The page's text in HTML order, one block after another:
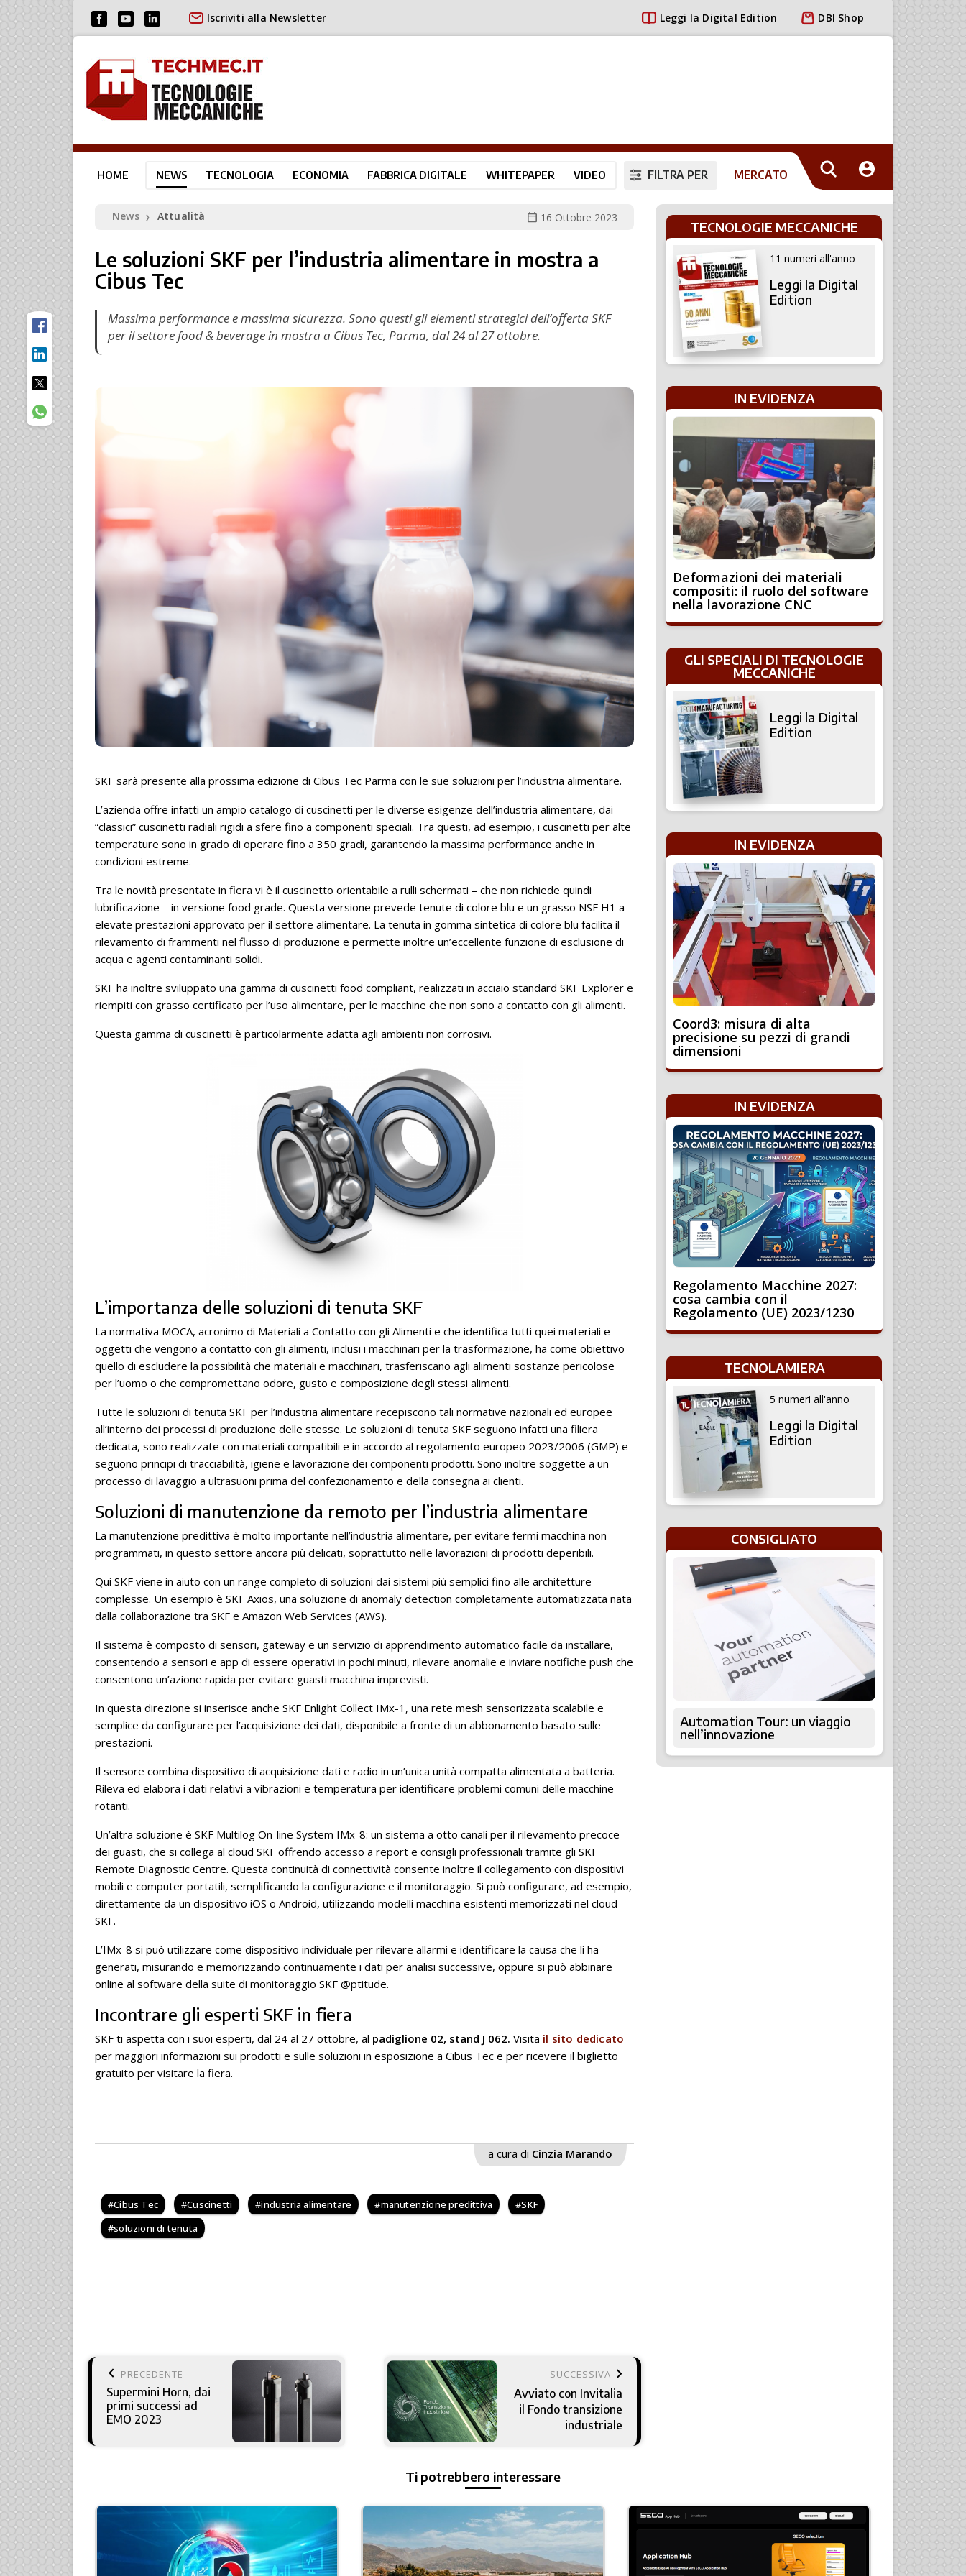
Iscriviti alla Newsletter Leggi la Digital Edition DBI Shop
HOME NEWS TECNOLOGIA ECONOMIA FABBRICA DIGITALE WHITEPAPER VIDEO FILTRA PER MERCATO
News ❯ Attualità calendar_today 16 Ottobre 2023
Le soluzioni SKF per l’industria alimentare in mostra a
Cibus Tec
Massima performance e massima sicurezza. Sono questi gli elementi strategici dell’offerta SKF
per il settore food & beverage in mostra a Cibus Tec, Parma, dal 24 al 27 ottobre.
SKF sarà presente alla prossima edizione di Cibus Tec Parma con le sue soluzioni per l’industria alimentare.
L’azienda offre infatti un ampio catalogo di cuscinetti per le diverse esigenze dell’industria alimentare, dai
“classici” cuscinetti radiali rigidi a sfere fino a componenti speciali. Tra questi, ad esempio, i cuscinetti per alte
temperature sono in grado di operare fino a 350 gradi, garantendo la massima performance anche in
condizioni estreme.
Tra le novità presentate in fiera vi è il cuscinetto orientabile a rulli schermati – che non richiede quindi
lubrificazione – in versione food grade. Questa versione prevede tenute di colore blu e un grasso NSF H1 a
elevate prestazioni approvato per il settore alimentare. La tenuta in gomma sintetica di colore blu facilita il
rilevamento di frammenti nel flusso di produzione e permette inoltre un’eccellente funzione di esclusione di
acqua e agenti contaminanti solidi.
SKF ha inoltre sviluppato una gamma di cuscinetti food compliant, realizzati in acciaio standard SKF Explorer e
riempiti con grasso certificato per l’uso alimentare, per le macchine che non sono a contatto con gli alimenti.
Questa gamma di cuscinetti è particolarmente adatta agli ambienti non corrosivi.
L’importanza delle soluzioni di tenuta SKF
La normativa MOCA, acronimo di Materiali a Contatto con gli Alimenti e che identifica tutti quei materiali e
oggetti che vengono a contatto con gli alimenti, inclusi i macchinari per la trasformazione, ha come obiettivo
quello di escludere la possibilità che materiali e macchinari, trasferiscano agli alimenti sostanze pericolose
per l’uomo o che compromettano odore, gusto e composizione degli stessi alimenti.
Tutte le soluzioni di tenuta SKF per l’industria alimentare recepiscono tali normative nazionali ed europee
all’interno dei processi di produzione delle stesse. Le soluzioni di tenuta SKF seguono infatti una filiera
dedicata, sono realizzate con materiali compatibili e in accordo al regolamento europeo 2023/2006 (GMP) e
seguono principi di tracciabilità, igiene e lavorazione dei componenti prodotti. Sono inoltre soggette a un
processo di lavaggio a ultrasuoni prima del confezionamento e della consegna ai clienti.
Soluzioni di manutenzione da remoto per l’industria alimentare
La manutenzione predittiva è molto importante nell’industria alimentare, per evitare fermi macchina non
programmati, in questo settore ancora più delicati, soprattutto nelle lavorazioni di prodotti deperibili.
Qui SKF viene in aiuto con un range completo di soluzioni dai sistemi più semplici fino alle architetture
complesse. Un esempio è SKF Axios, una soluzione di anomaly detection completamente automatizzata nata
dalla collaborazione tra SKF e Amazon Web Services (AWS).
Il sistema è composto di sensori, gateway e un servizio di apprendimento automatico facile da installare,
consentendo a sensori e app di essere operativi in pochi minuti, rilevare anomalie e inviare notifiche push che
consentono un’azione rapida per evitare guasti macchina imprevisti.
In questa direzione si inserisce anche SKF Enlight Collect IMx-1, una rete mesh sensorizzata scalabile e
semplice da configurare per l’acquisizione dei dati, disponibile a fronte di un abbonamento basato sulle
prestazioni.
Il sensore combina dispositivo di acquisizione dati e radio in un’unica unità compatta alimentata a batteria.
Rileva ed elabora i dati relativi a vibrazioni e temperatura per identificare problemi comuni delle macchine
rotanti.
Un’altra soluzione è SKF Multilog On-line System IMx-8: un sistema a otto canali per il rilevamento precoce
dei guasti, che si collega al cloud SKF offrendo accesso a report e consigli professionali tramite gli SKF
Remote Diagnostic Centre. Questa continuità di connettività consente inoltre il collegamento con dispositivi
mobili e computer portatili, semplificando la configurazione e il monitoraggio. Si può configurare, ad esempio,
direttamente da un dispositivo iOS o Android, utilizzando modelli macchina esistenti memorizzati nel cloud
SKF.
L’IMx-8 si può utilizzare come dispositivo individuale per rilevare allarmi e identificare la causa che li ha
generati, misurando e memorizzando continuamente i dati per analisi successive, oppure si può abbinare
online al software della suite di monitoraggio SKF @ptitude.
Incontrare gli esperti SKF in fiera
SKF ti aspetta con i suoi esperti, dal 24 al 27 ottobre, al padiglione 02, stand J 062. Visita il sito dedicato
per maggiori informazioni sui prodotti e sulle soluzioni in esposizione a Cibus Tec e per ricevere il biglietto
gratuito per visitare la fiera.
a cura di Cinzia Marando
Cibus Tec Cuscinetti industria alimentare manutenzione predittiva
SKF
soluzioni di tenuta
keyboard_arrow_left PRECEDENTE
Supermini Horn, dai
primi successi ad
EMO 2023
SUCCESSIVA keyboard_arrow_right
Avviato con Invitalia
il Fondo transizione
industriale
TECNOLOGIE MECCANICHE
11 numeri all'anno
Leggi la Digital
Edition
IN EVIDENZA
Deformazioni dei materiali
compositi: il ruolo del software
nella lavorazione CNC
GLI SPECIALI DI TECNOLOGIE
MECCANICHE
Leggi la Digital
Edition
IN EVIDENZA
Coord3: misura di alta
precisione su pezzi di grandi
dimensioni
IN EVIDENZA
Regolamento Macchine 2027:
cosa cambia con il
Regolamento (UE) 2023/1230
TECNOLAMIERA
5 numeri all'anno
Leggi la Digital
Edition
CONSIGLIATO
Automation Tour: un viaggio
nell’innovazione
Ti potrebbero interessare